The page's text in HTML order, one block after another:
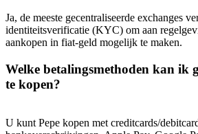
Ja, de meeste gecentraliseerde exchanges
identiteitsverificatie (KYC) om aan
aankopen in fiat-geld mogelijk te maken.
Welke betalingsmethoden kan ik
te kopen?
U kunt Pepe kopen met creditcards/